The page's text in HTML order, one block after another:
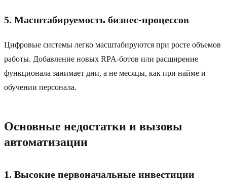
5. Масштабируемость бизнес-процессов
Цифровые системы легко масштабируются при росте объемов
работы. Добавление новых RPA-ботов или расширение
функционала занимает дни, а не месяцы, как при найме и
обучении персонала.
Основные недостатки и вызовы
автоматизации
1. Высокие первоначальные инвестиции